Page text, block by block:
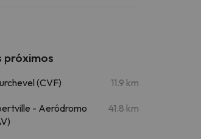
(CVF) 11.9 km
- Aeródromo
41.8 km